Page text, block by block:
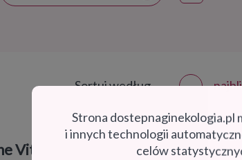
Strona dostepnaginekologia.pl
i innych technologii
celów
Sortuj według
Vita-Medica Zielonka